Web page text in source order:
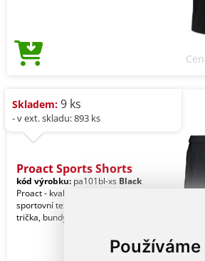
Používáme
Skladem: 9 ks
- v ext. skladu: 893 ks
Proact Sports Shorts
kód výrobku: pa101bl-xs Black
Proact - kvalitní značkový reklamní
sportovní textil pro muže. Kalhoty,
trička, bundy, vesty, šortky a jiné.